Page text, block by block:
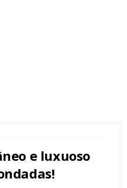
e luxuoso